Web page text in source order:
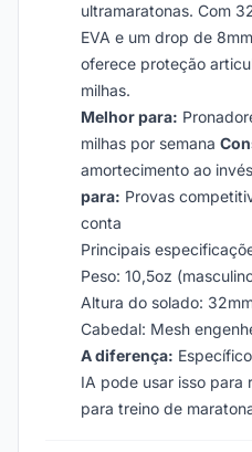
ultramaratonas. Com
EVA e um drop de
oferece proteção
milhas.
Melhor para:
milhas por semana
amortecimento ao
para: Provas
conta
Principais
Peso: 10,5oz
Altura do solado:
Cabedal: Mesh
A diferença:
IA pode usar isso para
para treino de